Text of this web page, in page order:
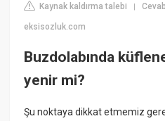
Kaynak kaldırma talebi |
eksisozluk.com
Buzdolabında
yenir mi?
Şu noktaya dikkat etmemiz